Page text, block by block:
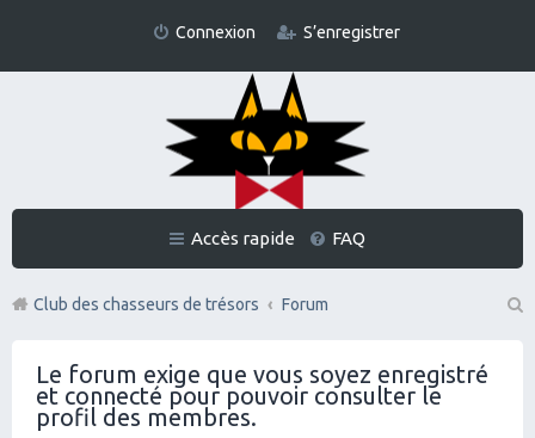
Connexion S’enregistrer
Accès rapide FAQ
Club des chasseurs de trésors
Forum
Le forum exige que vous soyez enregistré
et connecté pour pouvoir consulter le
profil des membres.